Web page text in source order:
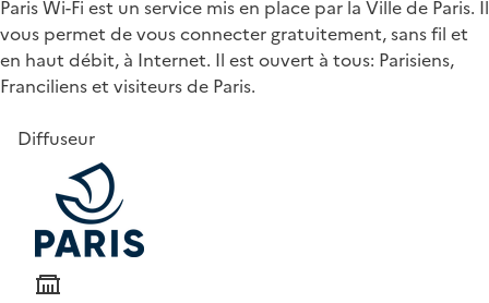
Paris Wi-Fi est un service mis en place par la Ville de Paris. Il
vous permet de vous connecter gratuitement, sans fil et
en haut débit, à Internet. Il est ouvert à tous: Parisiens,
Franciliens et visiteurs de Paris.
Diffuseur